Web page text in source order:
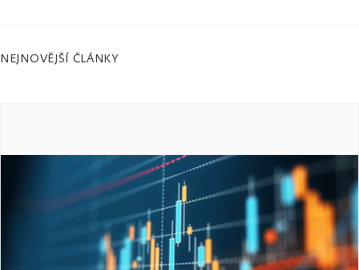
NEJNOVĚJŠÍ ČLÁNKY